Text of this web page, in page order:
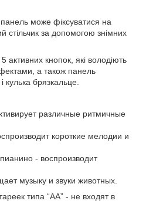
панель може фіксуватися на
стільчик за допомогою знімних
активних кнопок, які володіють
а також панель
кулька брязкальце.
различные ритмичные
короткие мелодии и
- воспроизводит
музыку и звуки животных.
типа “АА” - не входят в